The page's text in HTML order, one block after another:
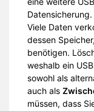
Datensicherung.
Viele Daten
dessen
benötigen.
weshalb ein
sowohl als
auch als
müssen, dass